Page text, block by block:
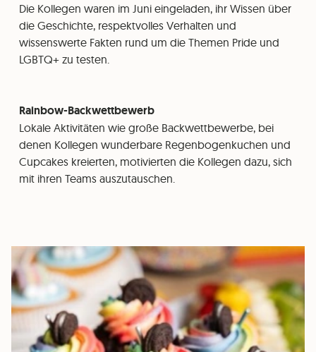
Die Kollegen waren im Juni eingeladen, ihr Wissen über
die Geschichte, respektvolles Verhalten und
wissenswerte Fakten rund um die Themen Pride und
LGBTQ+ zu testen.
Rainbow-Backwettbewerb
Lokale Aktivitäten wie große Backwettbewerbe, bei
denen Kollegen wunderbare Regenbogenkuchen und
Cupcakes kreierten, motivierten die Kollegen dazu, sich
mit ihren Teams auszutauschen.